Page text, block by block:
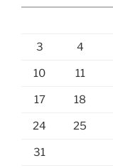
3 4
10 11
17 18
24 25
31